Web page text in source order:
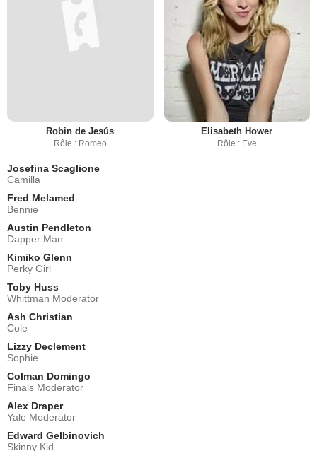
Robin de Jesús
Rôle : Romeo
Elisabeth Hower
Rôle : Eve
Josefina Scaglione
Camilla
Fred Melamed
Bennie
Austin Pendleton
Dapper Man
Kimiko Glenn
Perky Girl
Toby Huss
Whittman Moderator
Ash Christian
Cole
Lizzy Declement
Sophie
Colman Domingo
Finals Moderator
Alex Draper
Yale Moderator
Edward Gelbinovich
Skinny Kid